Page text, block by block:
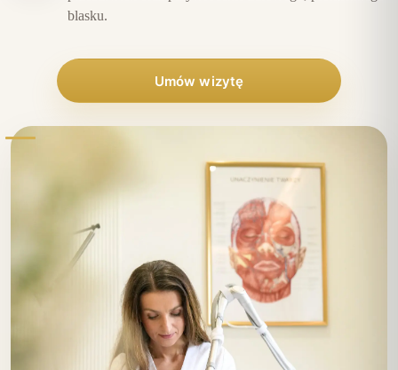
blasku.
Umów wizytę